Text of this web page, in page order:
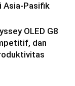
Asia-Pasifik
OLED G8
dan